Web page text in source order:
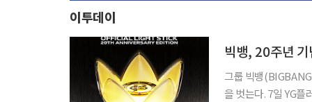
이투데이
빅뱅, 20주년
그룹 빅뱅
을 벗는다. 7일 YG플러스는 14~27일 무신사 메가스토어 성수와 무신사 스탠다드 명동점에서